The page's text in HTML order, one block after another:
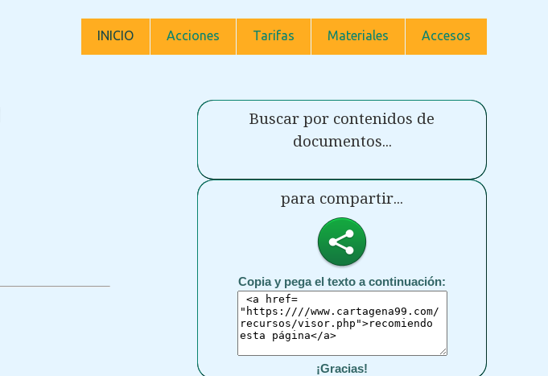
INICIO Acciones Tarifas Materiales Accesos
Buscar por contenidos de
documentos...
para compartir...
Copia y pega el texto a continuación:
¡Gracias!